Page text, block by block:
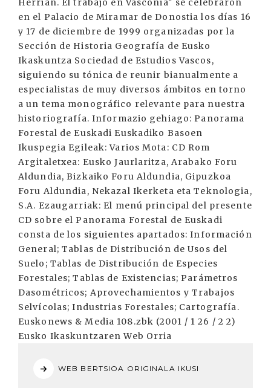
Herrian. El trabajo en Vasconia" se celebraron
en el Palacio de Miramar de Donostia los días 16
y 17 de diciembre de 1999 organizadas por la
Sección de Historia Geografía de Eusko
Ikaskuntza Sociedad de Estudios Vascos,
siguiendo su tónica de reunir bianualmente a
especialistas de muy diversos ámbitos en torno
a un tema monográfico relevante para nuestra
historiografía. Informazio gehiago: Panorama
Forestal de Euskadi Euskadiko Basoen
Ikuspegia Egileak: Varios Mota: CD Rom
Argitaletxea: Eusko Jaurlaritza, Arabako Foru
Aldundia, Bizkaiko Foru Aldundia, Gipuzkoa
Foru Aldundia, Nekazal Ikerketa eta Teknologia,
S.A. Ezaugarriak: El menú principal del presente
CD sobre el Panorama Forestal de Euskadi
consta de los siguientes apartados: Información
General; Tablas de Distribución de Usos del
Suelo; Tablas de Distribución de Especies
Forestales; Tablas de Existencias; Parámetros
Dasométricos; Aprovechamientos y Trabajos
Selvícolas; Industrias Forestales; Cartografía.
Euskonews & Media 108.zbk (2001 / 1 26 / 2 2)
Eusko Ikaskuntzaren Web Orria
WEB BERTSIOA ORIGINALA IKUSI